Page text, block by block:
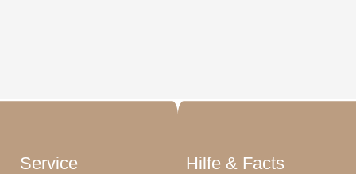
Service Hilfe & Facts